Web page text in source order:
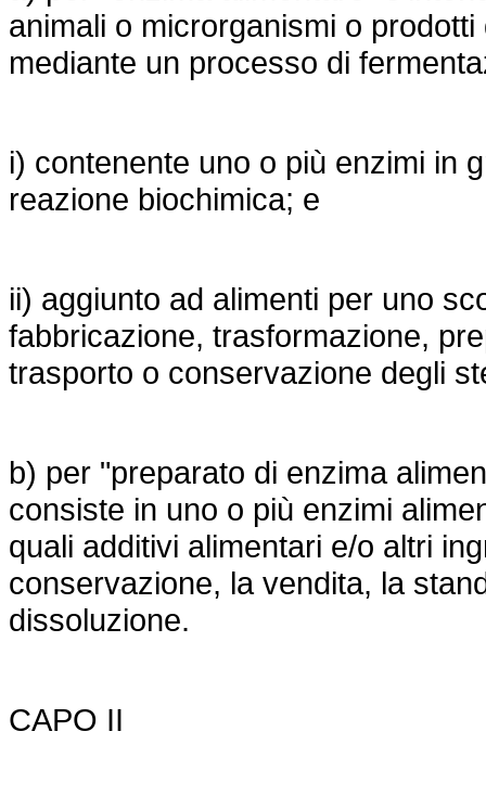
animali o microrganismi o
mediante un processo di
i) contenente uno o più enzimi in
reazione biochimica; e
ii) aggiunto ad alimenti per uno
fabbricazione, trasformazione,
trasporto o conservazione degli
b) per "preparato di enzima
consiste in uno o più enzimi
quali additivi alimentari e/o altri
conservazione, la vendita, la
dissoluzione.
CAPO II